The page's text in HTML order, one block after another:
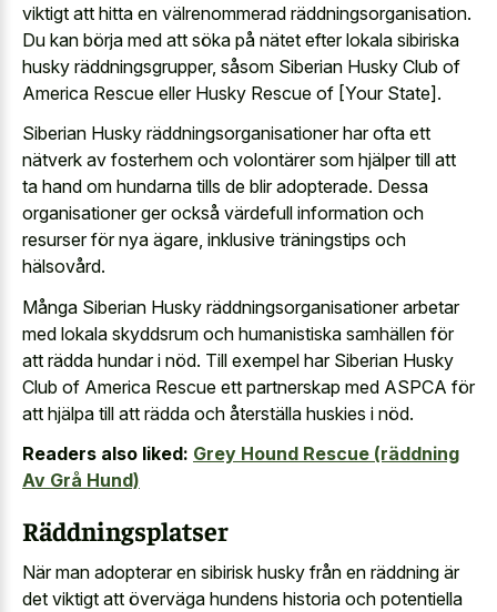
viktigt att hitta en välrenommerad räddningsorganisation.
Du kan börja med att söka på nätet efter lokala sibiriska
husky räddningsgrupper, såsom Siberian Husky Club of
America Rescue eller Husky Rescue of [Your State].
Siberian Husky räddningsorganisationer har ofta ett
nätverk av fosterhem och volontärer som hjälper till att
ta hand om hundarna tills de blir adopterade. Dessa
organisationer ger också värdefull information och
resurser för nya ägare, inklusive träningstips och
hälsovård.
Många Siberian Husky räddningsorganisationer arbetar
med lokala skyddsrum och humanistiska samhällen för
att rädda hundar i nöd. Till exempel har Siberian Husky
Club of America Rescue ett partnerskap med ASPCA för
att hjälpa till att rädda och återställa huskies i nöd.
Readers also liked: Grey Hound Rescue (räddning
Av Grå Hund)
Räddningsplatser
När man adopterar en sibirisk husky från en räddning är
det viktigt att överväga hundens historia och potentiella